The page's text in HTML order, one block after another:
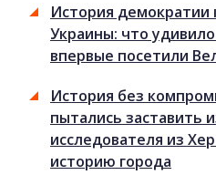
История демократии
Украины: что
впервые посетили
История без
пытались заставить
исследователя из
историю города